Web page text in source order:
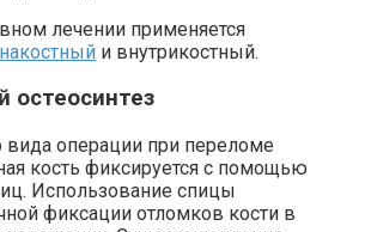
лечении применяется
и внутрикостный.
остеосинтез
операции при переломе
кость фиксируется с помощью
Использование спицы
фиксации отломков кости в